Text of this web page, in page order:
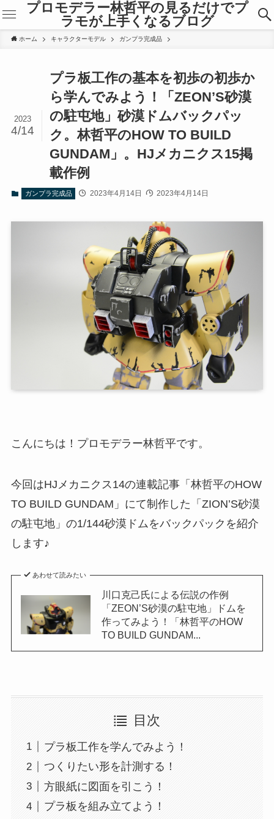
プロモデラー林哲平の見るだけでプ
ラモが上手くなるブログ
ホーム キャラクターモデル ガンプラ完成品
プラ板工作の基本を初歩の初歩か
ら学んでみよう！「ZEON’S砂漠
の駐屯地」砂漠ドムバックパッ
ク。林哲平のHOW TO BUILD
GUNDAM」。HJメカニクス15掲
載作例
2023
4/14
ガンプラ完成品 2023年4月14日 2023年4月14日
こんにちは！プロモデラー林哲平です。
今回はHJメカニクス14の連載記事「林哲平のHOW
TO BUILD GUNDAM」にて制作した「ZION’S砂漠
の駐屯地」の1/144砂漠ドムをバックパックを紹介
します♪
あわせて読みたい
川口克己氏による伝説の作例
「ZEON’S砂漠の駐屯地」ドムを
作ってみよう！「林哲平のHOW
TO BUILD GUNDAM...
目次
プラ板工作を学んでみよう！
つくりたい形を計測する！
方眼紙に図面を引こう！
プラ板を組み立てよう！